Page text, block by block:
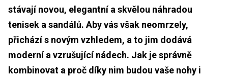
stávají novou, elegantní a skvělou náhradou
tenisek a sandálů. Aby vás však neomrzely,
přichází s novým vzhledem, a to jim dodává
moderní a vzrušující nádech. Jak je správně
kombinovat a proč díky nim budou vaše nohy i